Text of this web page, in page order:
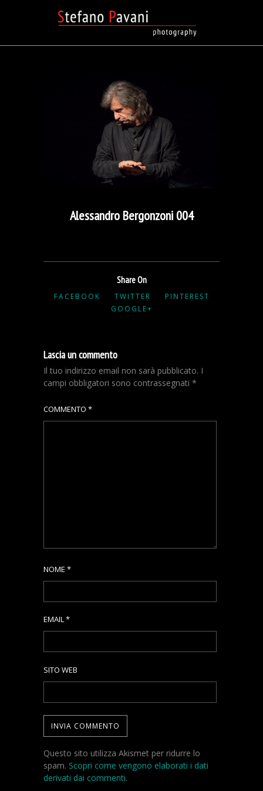
Alessandro Bergonzoni 004
Share On
FACEBOOK TWITTER
PINTEREST
GOOGLE+
Lascia un commento
Il tuo indirizzo email non sarà pubblicato. I
campi obbligatori sono contrassegnati *
COMMENTO *
NOME *
EMAIL*
SITO WEB
Questo sito utilizza Akismet per ridurre lo
spam. Scopri come vengono elaborati i dati
derivati dai commenti.